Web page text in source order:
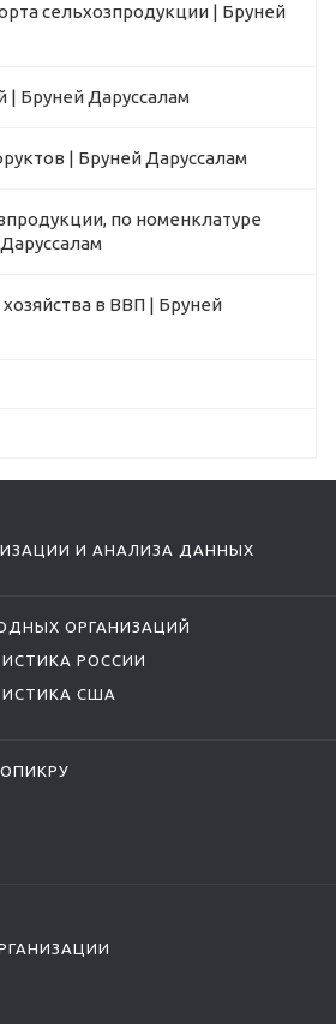
сельхозпродукции | Бруней
| Бруней Даруссалам
| Бруней Даруссалам
по номенклатуре
в ВВП | Бруней
И АНАЛИЗА ДАННЫХ
ОРГАНИЗАЦИЙ
РОССИИ
США